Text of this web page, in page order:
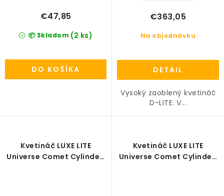
📦 Skladom (2 ks)
€47,85
DO KOŠÍKA
Na objednávku
€363,05
DETAIL
Vysoký zaoblený kvetináč
D-LITE. V...
Kvetináč LUXE LITE
Universe Comet Cylinder,
Kvetináč LUXE LITE
Universe Comet Cylinder,